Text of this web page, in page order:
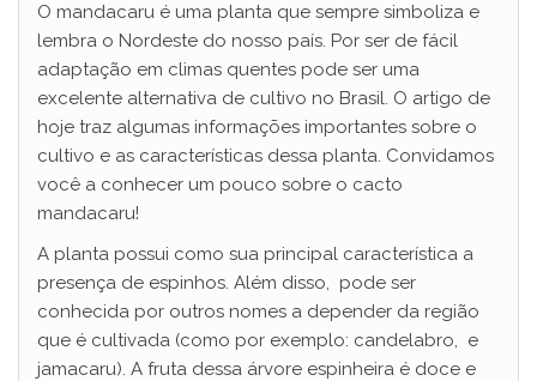
O mandacaru é uma planta que sempre simboliza e
lembra o Nordeste do nosso país. Por ser de fácil
adaptação em climas quentes pode ser uma
excelente alternativa de cultivo no Brasil. O artigo de
hoje traz algumas informações importantes sobre o
cultivo e as características dessa planta. Convidamos
você a conhecer um pouco sobre o cacto
mandacaru!
A planta possui como sua principal característica a
presença de espinhos. Além disso, pode ser
conhecida por outros nomes a depender da região
que é cultivada (como por exemplo: candelabro, e
jamacaru). A fruta dessa árvore espinheira é doce e